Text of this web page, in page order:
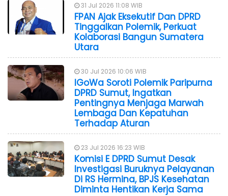
31 Jul 2026 11:08 WIB
FPAN Ajak Eksekutif Dan DPRD
Tinggalkan Polemik, Perkuat
Kolaborasi Bangun Sumatera
Utara
30 Jul 2026 10:06 WIB
IGoWa Soroti Polemik Paripurna
DPRD Sumut, Ingatkan
Pentingnya Menjaga Marwah
Lembaga Dan Kepatuhan
Terhadap Aturan
23 Jul 2026 16:23 WIB
Komisi E DPRD Sumut Desak
Investigasi Buruknya Pelayanan
Di RS Hermina, BPJS Kesehatan
Diminta Hentikan Kerja Sama